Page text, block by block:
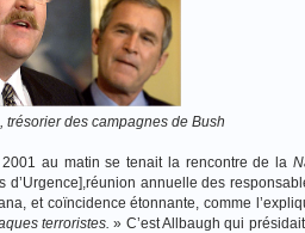
trésorier des campagnes de Bush
au matin se tenait la rencontre de la
annuelle des
et coïncidence étonnante, comme
terroristes. » C’est Allbaugh qui